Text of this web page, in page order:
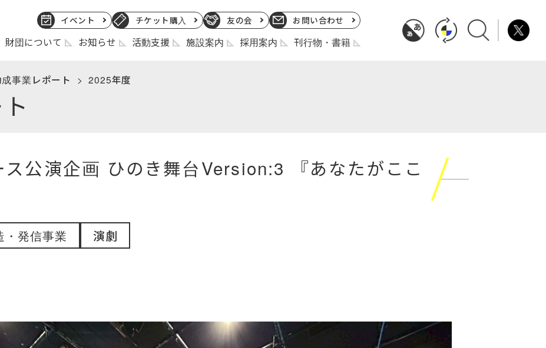
イベント チケット購入 友の会 お問い合わせ
財団について お知らせ 活動支援 施設案内 採用案内 刊行物・書籍
事業レポート 2025年度
公演企画 ひのき舞台Version:3 『あなたがここ
・発信事業 演劇